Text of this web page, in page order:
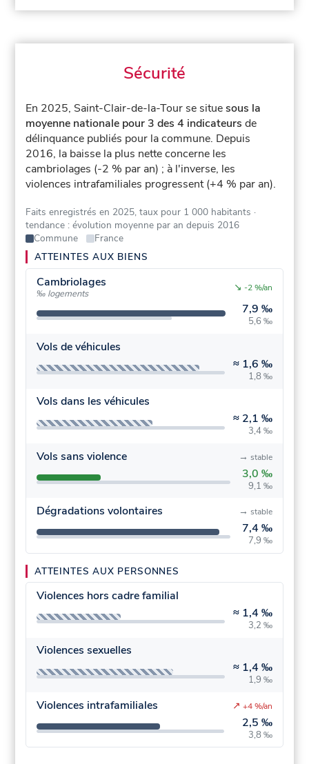
Sécurité
En 2025, Saint-Clair-de-la-Tour se situesous la
moyenne nationale pour 3 des 4 indicateurs de
délinquance publiés pour la commune. Depuis
2016, la baisse la plus nette concerne les
cambriolages (-2 % par an) ; à l'inverse, les
violences intrafamiliales progressent (+4 % par an).
Faits enregistrés en 2025, taux pour 1 000 habitants ·
tendance : évolution moyenne par an depuis 2016
Commune
France
ATTEINTES AUX BIENS
Cambriolages
‰ logements
7,9 ‰
5,6 ‰
↘ -2 %/an
Vols de véhicules
≈ 1,6 ‰
1,8 ‰
Vols dans les véhicules
≈ 2,1 ‰
3,4 ‰
Vols sans violence
3,0 ‰
9,1 ‰
→ stable
Dégradations volontaires
7,4 ‰
7,9 ‰
→ stable
ATTEINTES AUX PERSONNES
Violences hors cadre familial
≈ 1,4 ‰
3,2 ‰
Violences sexuelles
≈ 1,4 ‰
1,9 ‰
Violences intrafamiliales
2,5 ‰
3,8 ‰
↗ +4 %/an